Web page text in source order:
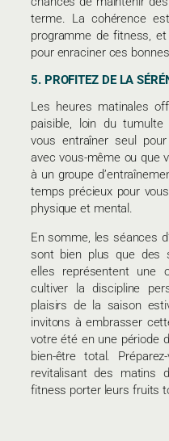
terme. La cohérence
programme de fitness,
pour enraciner ces
5. PROFITEZ DE LA
Les heures matinales
paisible, loin du tumulte
vous entraîner seul
avec vous-même ou que
à un groupe
temps précieux pour
physique et mental.
En somme, les séances
sont bien plus que des
elles représentent une
cultiver la discipline
plaisirs de la saison
invitons à embrasser
votre été en une période
bien-être total.
revitalisant des matins
fitness porter leurs fruits